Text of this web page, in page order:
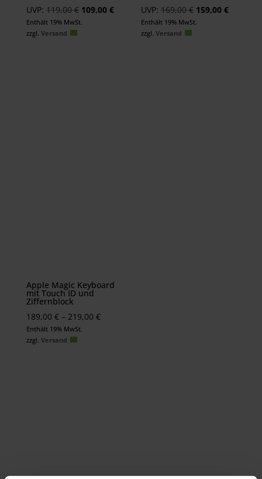
UVP: 119,00€ Ursprünglicher
Preis
109,00 €Aktueller
Enthält 19% MwSt.
zzgl. Versand
UVP: 169,00€ Ursprünglicher
Preis
159,00€
Enthält 19% MwSt.
zzgl.Versand
Apple Magic Keyboard
mit Touch ID und
Ziffernblock
189,00 € – 219,00 €Preisspanne:
Enthält 19% MwSt.
zzgl. Versand